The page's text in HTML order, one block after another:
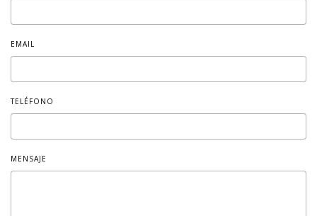
EMAIL
TELÉFONO
MENSAJE